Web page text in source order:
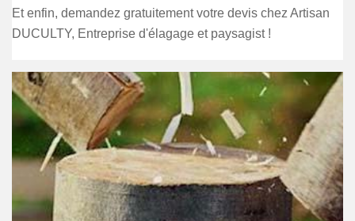
Et enfin, demandez gratuitement votre devis chez Artisan
DUCULTY, Entreprise d'élagage et paysagist !